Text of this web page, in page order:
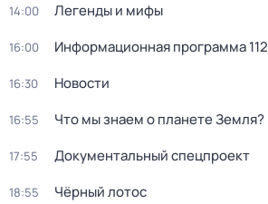
14:00 Легенды и мифы
16:00 Информационная программа 112
16:30 Новости
16:55 Что мы знаем о планете Земля?
17:55 Докyментальный cпецпроект
18:55 Чёрный лотос